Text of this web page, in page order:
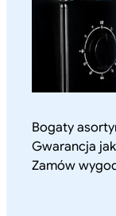
Bogaty
Gwarancja
Zamów